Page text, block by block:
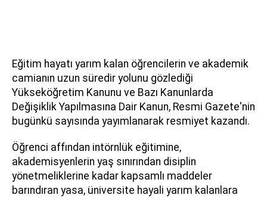
Eğitim hayatı yarım kalan öğrencilerin ve akademik
camianın uzun süredir yolunu gözlediği
Yükseköğretim Kanunu ve Bazı Kanunlarda
Değişiklik Yapılmasına Dair Kanun, Resmi Gazete'nin
bugünkü sayısında yayımlanarak resmiyet kazandı.
Öğrenci affından intörnlük eğitimine,
akademisyenlerin yaş sınırından disiplin
yönetmeliklerine kadar kapsamlı maddeler
barındıran yasa, üniversite hayali yarım kalanlara